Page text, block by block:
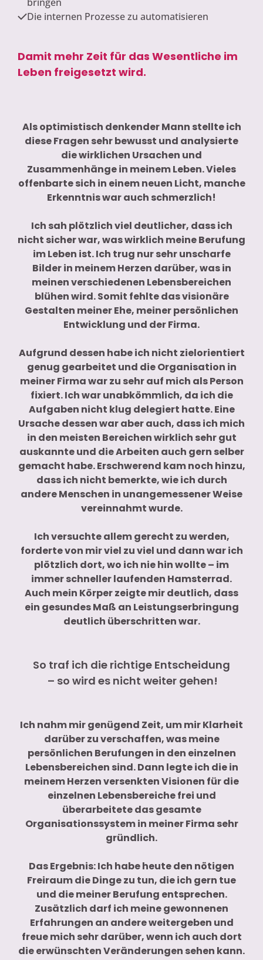
Die internen Prozesse zu automatisieren
Damit mehr Zeit für das Wesentliche im
Leben freigesetzt wird.
Als optimistisch denkender Mann stellte ich
diese Fragen sehr bewusst und analysierte
die wirklichen Ursachen und
Zusammenhänge in meinem Leben. Vieles
offenbarte sich in einem neuen Licht, manche
Erkenntnis war auch schmerzlich!
Ich sah plötzlich viel deutlicher, dass ich
nicht sicher war, was wirklich meine Berufung
im Leben ist. Ich trug nur sehr unscharfe
Bilder in meinem Herzen darüber, was in
meinen verschiedenen Lebensbereichen
blühen wird. Somit fehlte das visionäre
Gestalten meiner Ehe, meiner persönlichen
Entwicklung und der Firma.
Aufgrund dessen habe ich nicht zielorientiert
genug gearbeitet und die Organisation in
meiner Firma war zu sehr auf mich als Person
fixiert. Ich war unabkömmlich, da ich die
Aufgaben nicht klug delegiert hatte. Eine
Ursache dessen war aber auch, dass ich mich
in den meisten Bereichen wirklich sehr gut
auskannte und die Arbeiten auch gern selber
gemacht habe. Erschwerend kam noch hinzu,
dass ich nicht bemerkte, wie ich durch
andere Menschen in unangemessener Weise
vereinnahmt wurde.
Ich versuchte allem gerecht zu werden,
forderte von mir viel zu viel und dann war ich
plötzlich dort, wo ich nie hin wollte – im
immer schneller laufenden Hamsterrad.
Auch mein Körper zeigte mir deutlich, dass
ein gesundes Maß an Leistungserbringung
deutlich überschritten war.
So traf ich die richtige Entscheidung
– so wird es nicht weiter gehen!
Ich nahm mir genügend Zeit, um mir Klarheit
darüber zu verschaffen, was meine
persönlichen Berufungen in den einzelnen
Lebensbereichen sind. Dann legte ich die in
meinem Herzen versenkten Visionen für die
einzelnen Lebensbereiche frei und
überarbeitete das gesamte
Organisationssystem in meiner Firma sehr
gründlich.
Das Ergebnis: Ich habe heute den nötigen
Freiraum die Dinge zu tun, die ich gern tue
und die meiner Berufung entsprechen.
Zusätzlich darf ich meine gewonnenen
Erfahrungen an andere weitergeben und
freue mich sehr darüber, wenn ich auch dort
die erwünschten Veränderungen sehen kann.